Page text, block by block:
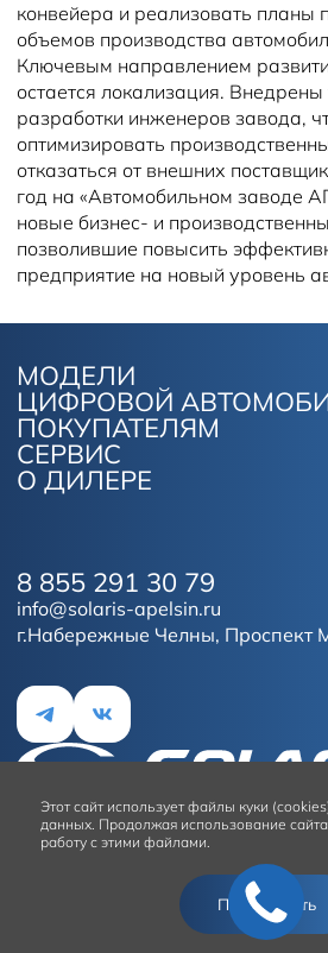
конвейера и реализовать
объемов производства
Ключевым направлением
остается локализация. Внедрены
разработки инженеров завода,
оптимизировать
отказаться от внешних
год на «Автомобильном заводе
новые бизнес- и
позволившие повысить
предприятие на новый уровень
МОДЕЛИ
ЦИФРОВОЙ
ПОКУПАТЕЛЯМ
СЕРВИС
О ДИЛЕРЕ
г.Набережные Челны, Проспект
8 855 291 30 79
info@solaris-apelsin.ru
Условия использования сайта
Этот сайт использует файлы куки
данных. Продолжая использование
работу с этими файлами.
Подтвердить